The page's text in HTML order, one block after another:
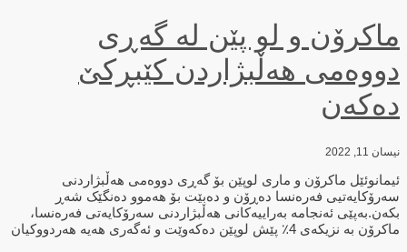
ماکرۆن و لو پێن له‌ گه‌ڕی
دووه‌می هه‌ڵبژاردن كێبڕكێ
ده‌كه‌ن
نیسان 11, 2022
ئیمانوئێل ماکرۆن و ماری لوپێن بۆ گەڕی دووەمی هەڵبژاردنی
سەرۆکایەتیی فەرەنسا دەڕۆن و دەبێت بۆ هەموو دەنگێک شەڕ
بکەن.بەپێی ئەنجامە بەراییەکانی هەڵبژاردنی سەرۆکایەتی فەرەنسا،
ماکرۆن بە نزیکەی 4٪ پێش لوپێن دەکەوێت و ئەگەری هەیە هەردووکیان